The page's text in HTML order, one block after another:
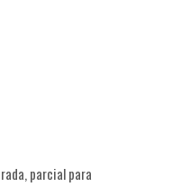
parcial para